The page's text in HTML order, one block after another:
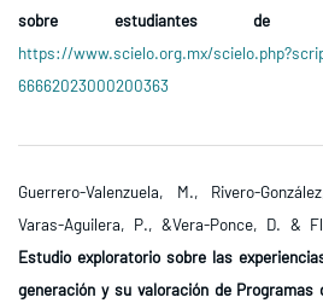
sobre estudiantes de
https://www.scielo.org.mx/
66662023000200363
Guerrero-Valenzuela, M., Rivero-
Varas-Aguilera, P., &Vera-Ponce, D. &
Estudio exploratorio sobre las
generación y su valoración de Programas